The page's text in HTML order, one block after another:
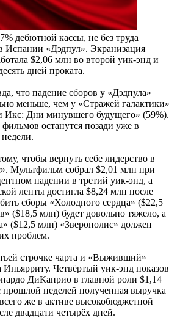
дебютной кассы, не без труда
Испании «Дэдпул». Экранизация
$2,06 млн во второй уик-энд и
дней проката.
что падение сборов у «Дэдпула»
меньше, чем у «Стражей галактики»
Дни минувшего будущего» (59%).
фильмов останутся позади уже в
чтобы вернуть себе лидерство в
Мультфильм собрал $2,01 млн при
падении в третий уик-энд, а
ленты достигла $8,24 млн после
сборы «Холодного сердца» ($22,5
($18,5 млн) будет довольно тяжело, а
($12,5 млн) «Зверополис» должен
проблем.
строчке чарта и «Выживший»
Иньярриту. Четвёртый уик-энд показов
ДиКаприо в главной роли $1,14
неделей полученная выручка
же в активе высокобюджетной
двадцати четырёх дней.